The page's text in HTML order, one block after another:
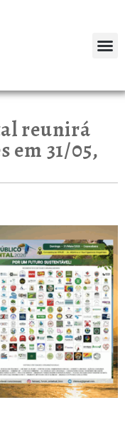
reunirá
em 31/05,